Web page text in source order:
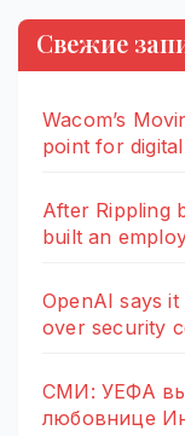
Свежие
Wacom’s
point for
After Rippling
built an
OpenAI says
over security
СМИ: УЕФА
любовнице